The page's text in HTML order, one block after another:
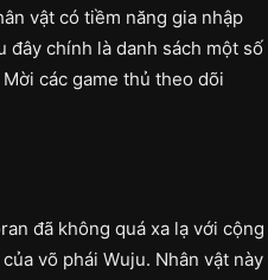
vật có tiềm năng gia nhập
đây chính là danh sách một số
các game thủ theo dõi
đã không quá xa lạ với cộng
võ phái Wuju. Nhân vật này